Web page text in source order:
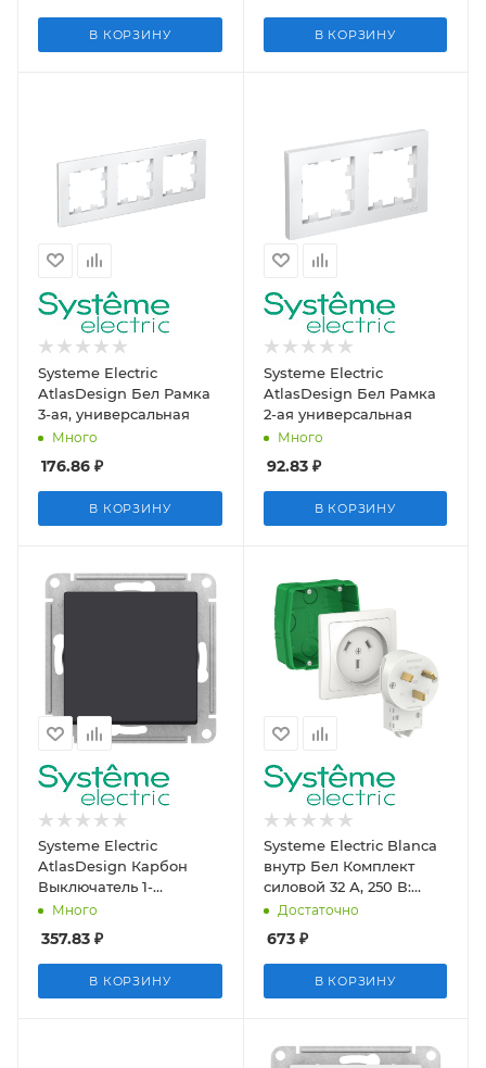
В КОРЗИНУ В КОРЗИНУ
Systeme Electric
AtlasDesign Бел Рамка
3-ая, универсальная
Много
176.86 ₽
В КОРЗИНУ
Systeme Electric
AtlasDesign Бел Рамка
2-ая универсальная
Много
92.83₽
В КОРЗИНУ
Systeme Electric
AtlasDesign Карбон
Выключатель 1-
клавишный сх.1, 10АХ,
механизм
Много
357.83 ₽
В КОРЗИНУ
Systeme Electric Blanca
внутр Бел Комплект
силовой 32 А, 250 В:
розетка, вилка,
монтажная коробка
Достаточно
673₽
В КОРЗИНУ